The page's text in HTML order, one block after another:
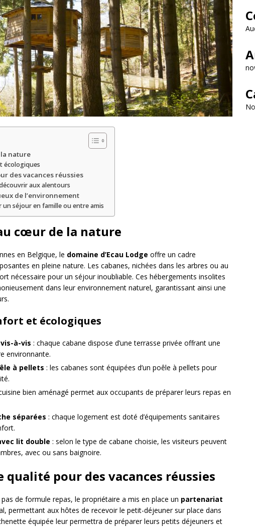
nature
écologiques
des vacances réussies
aux alentours
de l’environnement
séjour en famille ou entre amis
cœur de la nature
en Belgique, le domaine d’Ecau Lodge offre un cadre
en pleine nature. Les cabanes, nichées dans les arbres ou au
nécessaire pour un séjour inoubliable. Ces hébergements insolites
dans leur environnement naturel, garantissant ainsi une
et écologiques
à-vis : chaque cabane dispose d’une terrasse privée offrant une
environnante.
à pellets : les cabanes sont équipées d’un poêle à pellets pour
bien aménagé permet aux occupants de préparer leurs repas en
séparées : chaque logement est doté d’équipements sanitaires
lit double : selon le type de cabane choisie, les visiteurs peuvent
avec ou sans baignoire.
qualité pour des vacances réussies
de formule repas, le propriétaire a mis en place un partenariat
permettant aux hôtes de recevoir le petit-déjeuner sur place dans
équipée leur permettra de préparer leurs petits déjeuners et